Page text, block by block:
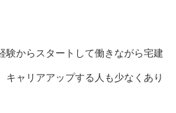
験からスタートして働きながら宅建
キャリアアップする人も少なくあり